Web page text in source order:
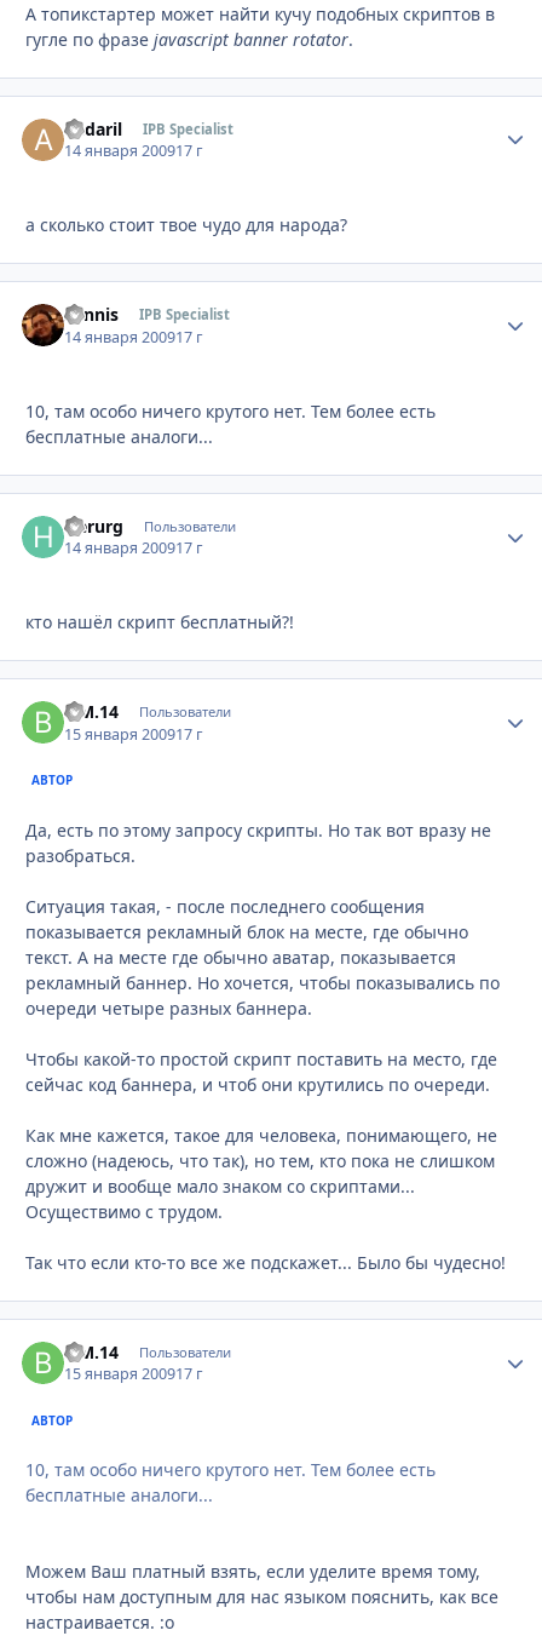
А топикстартер может найти кучу подобных скриптов в
гугле по фразе javascript banner rotator.
andaril IPB Specialist
14 января 200917 г
а сколько стоит твое чудо для народа?
Sannis IPB Specialist
14 января 200917 г
10, там особо ничего крутого нет. Тем более есть
бесплатные аналоги...
Herurg Пользователи
14 января 200917 г
кто нашёл скрипт бесплатный?!
В.М.14 Пользователи
15 января 200917 г
АВТОР
Да, есть по этому запросу скрипты. Но так вот вразу не
разобраться.
Ситуация такая, - после последнего сообщения
показывается рекламный блок на месте, где обычно
текст. А на месте где обычно аватар, показывается
рекламный баннер. Но хочется, чтобы показывались по
очереди четыре разных баннера.
Чтобы какой-то простой скрипт поставить на место, где
сейчас код баннера, и чтоб они крутились по очереди.
Как мне кажется, такое для человека, понимающего, не
сложно (надеюсь, что так), но тем, кто пока не слишком
дружит и вообще мало знаком со скриптами...
Осуществимо с трудом.
Так что если кто-то все же подскажет... Было бы чудесно!
В.М.14 Пользователи
15 января 200917 г
АВТОР
10, там особо ничего крутого нет. Тем более есть
бесплатные аналоги...
Можем Ваш платный взять, если уделите время тому,
чтобы нам доступным для нас языком пояснить, как все
настраивается. :o